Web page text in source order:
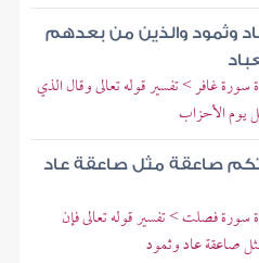
وثمود والذين من بعدهم
غافر > تفسير قوله تعالى وقال الذي
يوم الأحزاب
صاعقة مثل صاعقة عاد
فصلت > تفسير قوله تعالى فإن
صاعقة عاد وثمود